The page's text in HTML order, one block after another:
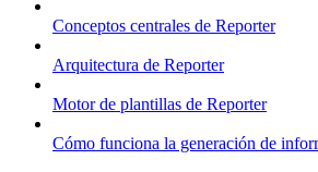
Conceptos centrales de Reporter
Arquitectura de Reporter
Motor de plantillas de Reporter
Cómo funciona la generación de